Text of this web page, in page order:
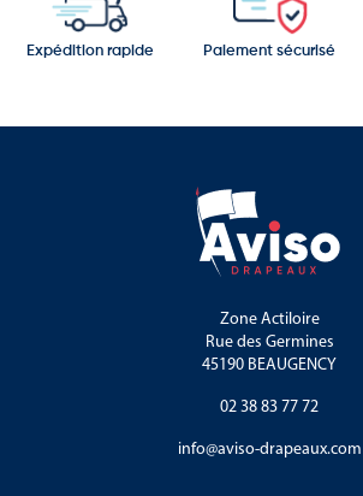
Expédition rapide Paiement sécurisé
Zone Actiloire
Rue des Germines
45190 BEAUGENCY
02 38 83 77 72
info@aviso-drapeaux.com